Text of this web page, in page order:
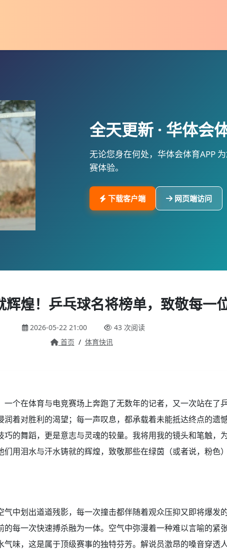
全天更新 · 华体会
无论您身在何处， 华体会体育APP
赛体验。
下载客户端 网页端访问
辉煌！乒乓球名将榜单，致敬每一
2026-05-22 21:00
43 次阅读
首页 / 体育快讯
一个在体育与电竞赛场上奔跑了无数年的记者，又一次站在了
润着对胜利的渴望；每一声叹息，都承载着未能抵达终点的遗
巧的舞蹈，更是意志与灵魂的较量。我将用我的镜头和笔触，
们用泪水与汗水铸就的辉煌，致敬那些在绿茵（或者说，粉色
气中划出道道残影，每一次撞击都伴随着观众压抑又即将爆发
的每一次快速搏杀融为一体。空气中弥漫着一种难以言喻的紧
味，这是属于顶级赛事的独特芬芳。解说员激昂的嗓音穿透人